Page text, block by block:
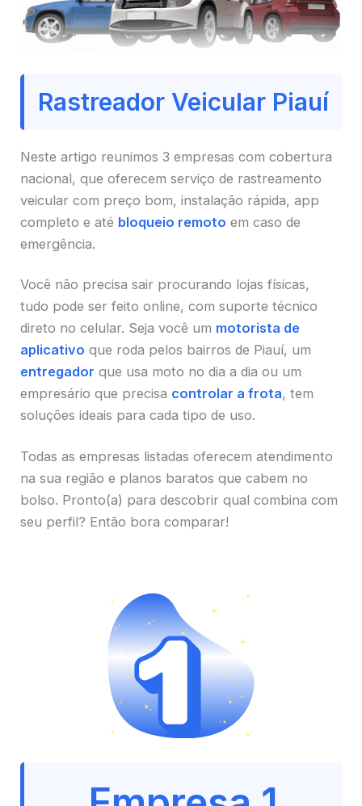
Rastreador Veicular Piauí
Neste artigo reunimos 3 empresas com cobertura
nacional, que oferecem serviço de rastreamento
veicular com preço bom, instalação rápida, app
completo e até bloqueio remoto em caso de
emergência.
Você não precisa sair procurando lojas físicas,
tudo pode ser feito online, com suporte técnico
direto no celular. Seja você um motorista de
aplicativo que roda pelos bairros de Piauí, um
entregador que usa moto no dia a dia ou um
empresário que precisa controlar a frota, tem
soluções ideais para cada tipo de uso.
Todas as empresas listadas oferecem atendimento
na sua região e planos baratos que cabem no
bolso. Pronto(a) para descobrir qual combina com
seu perfil? Então bora comparar!